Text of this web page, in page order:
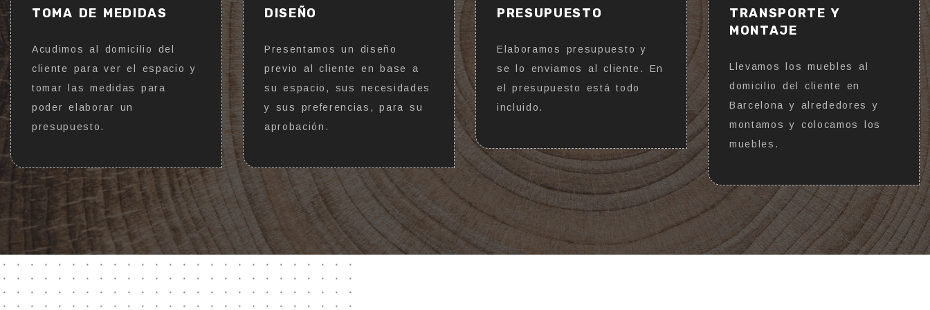
TOMA DE MEDIDAS
Acudimos al domicilio del
cliente para ver el espacio y
tomar las medidas para
poder elaborar un
presupuesto.
DISEÑO
Presentamos un diseño
previo al cliente en base a
su espacio, sus necesidades
y sus preferencias, para su
aprobación.
PRESUPUESTO
Elaboramos presupuesto y
se lo enviamos al cliente. En
el presupuesto está todo
incluido.
TRANSPORTE Y
MONTAJE
Llevamos los muebles al
domicilio del cliente en
Barcelona y alrededores y
montamos y colocamos los
muebles.